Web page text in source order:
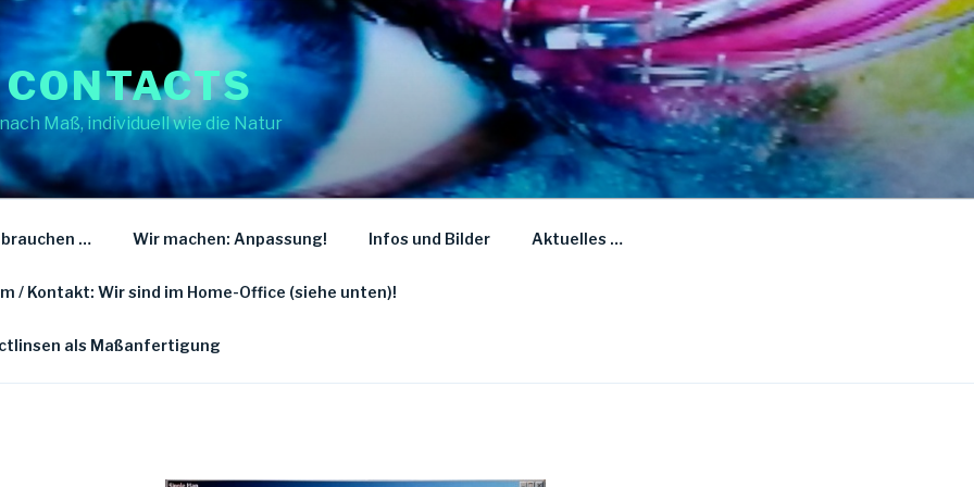
Maß, individuell wie die Natur
… Wir machen: Anpassung! Infos und Bilder Aktuelles …
/ Kontakt: Wir sind im Home-Office (siehe unten)!
als Maßanfertigung